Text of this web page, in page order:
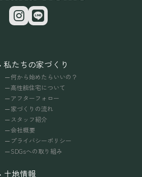
私たちの家づくり
何から始めたらいいの？
高性能住宅について
アフターフォロー
家づくりの流れ
スタッフ紹介
会社概要
プライバシーポリシー
SDGsへの取り組み
土地情報